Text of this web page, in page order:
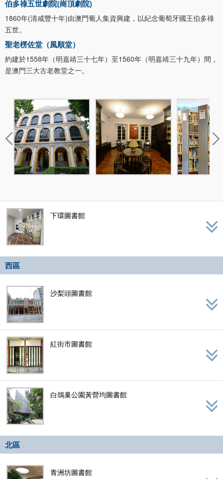
伯多祿五世劇院(崗頂劇院)
1860年(清咸豐十年)由澳門葡人集資興建，以紀念葡萄牙國王伯多祿
五世。
聖老楞佐堂（風順堂）
約建於1558年（明嘉靖三十七年）至1560年（明嘉靖三十九年）間，
是澳門三大古老教堂之一。
下環圖書館
西區
沙梨頭圖書館
紅街市圖書館
白鴿巢公園黃營均圖書館
北區
青洲坊圖書館